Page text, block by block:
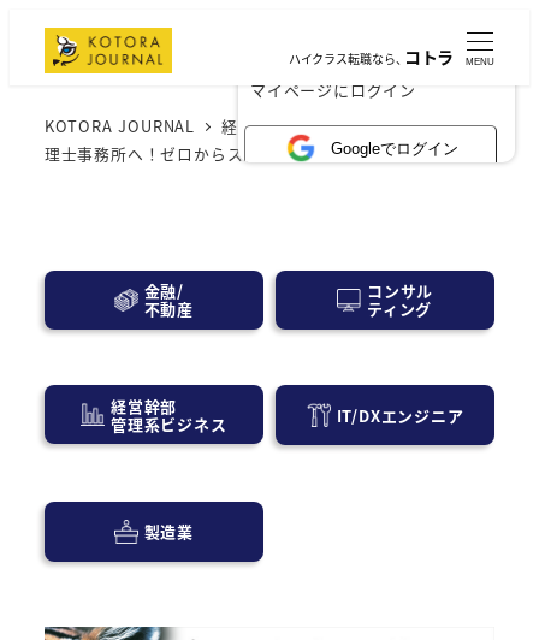
×
マイページにログイン
Googleでログイン
ハイクラス転職なら、コトラ MENU
KOTORA JOURNAL 経営層・事業会社
未経験から税
理士事務所へ！ゼロからスタートする夢への第一歩
金融/
不動産
コンサル
ティング
経営幹部
管理系ビジネス IT/DXエンジニア
製造業